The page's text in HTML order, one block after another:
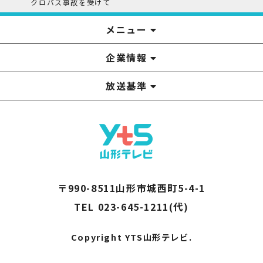
メニュー
YTSニュース
番組
アナウンサー
プレゼント
イベント
みるるん星人
YTS見学ツアー
番組表
お問い合わせ
企業情報
企業情報
役員構成
YTS山形テレビ SDGs 宣言
採用情報
山形テレビ人権方針
山形テレビ国民保護業務計画提出文
個人情報基本方針
情報セキュリティ基本方針
視聴データの取扱いについて
系列局一覧
中継局一覧
放送基準
〒990-8511山形市城西町5-4-1
TEL 023-645-1211(代)
Copyright YTS山形テレビ.